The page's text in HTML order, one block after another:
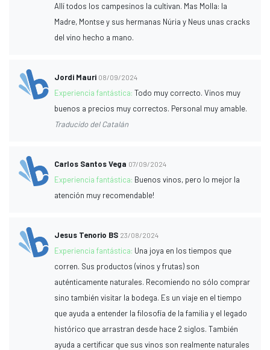
Allí todos los campesinos la cultivan. Mas Molla: la
Madre, Montse y sus hermanas Núria y Neus unas cracks
del vino hecho a mano.
Jordi Mauri 08/09/2024
Experiencia fantástica:Todo muy correcto. Vinos muy
buenos a precios muy correctos. Personal muy amable.
Traducido del Catalán
Carlos Santos Vega 07/09/2024
Experiencia fantástica: Buenos vinos, pero lo mejor la
atención muy recomendable!
Jesus Tenorio BS 23/08/2024
Experiencia fantástica: Una joya en los tiempos que
corren. Sus productos (vinos y frutas) son
auténticamente naturales. Recomiendo no sólo comprar
sino también visitar la bodega. Es un viaje en el tiempo
que ayuda a entender la filosofía de la familia y el legado
histórico que arrastran desde hace 2 siglos. También
ayuda a certificar que sus vinos son realmente naturales